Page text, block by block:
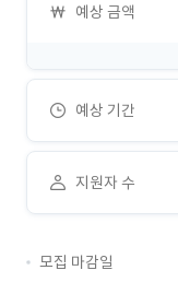
예상 금액
예상 기간
지원자 수
모집 마감일